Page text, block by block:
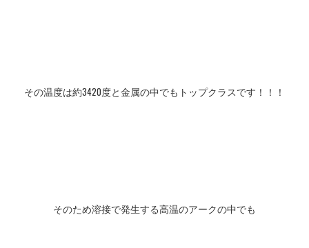
その温度は約3420度と金属の中でもトップクラスです！！！
そのため溶接で発生する高温のアークの中でも